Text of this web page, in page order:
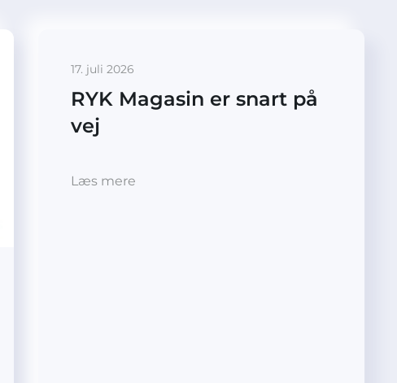
17. juli 2026
RYK Magasin er snart på
vej
Læs mere